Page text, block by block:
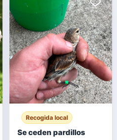
Recogida local
Se ceden pardillos